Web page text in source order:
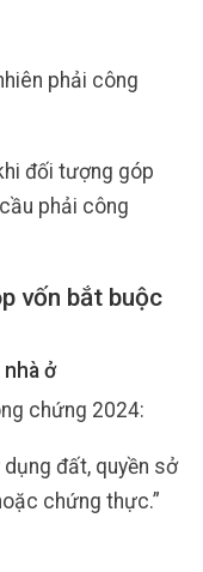
phải công
đối tượng góp
phải công
vốn bắt buộc
ở
chứng 2024:
đất, quyền sở
chứng thực.”